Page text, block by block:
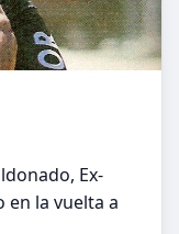
Ex-
la vuelta a